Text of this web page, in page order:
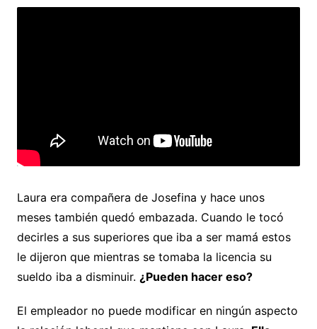
Laura era compañera de Josefina y hace unos
meses también quedó embazada. Cuando le tocó
decirles a sus superiores que iba a ser mamá estos
le dijeron que mientras se tomaba la licencia su
sueldo iba a disminuir. ¿Pueden hacer eso?
El empleador no puede modificar en ningún aspecto